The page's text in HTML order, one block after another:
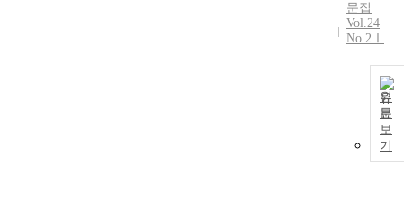
문집
Vol.24
No.2Ⅰ
원
문
보
기